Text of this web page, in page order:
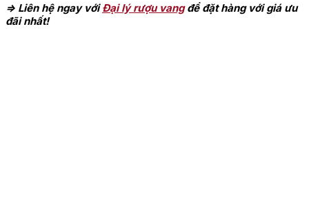
=> Liên hệ ngay vớiĐại lý rượu vangđể đặt hàng với giá ưu
đãi nhất!